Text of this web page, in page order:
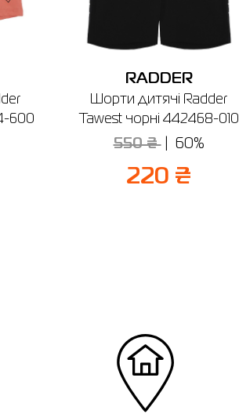
600
RADDER
Шорти дитячі Radder
Tawest чорні 442468-010
550 ₴ 60%
220 ₴